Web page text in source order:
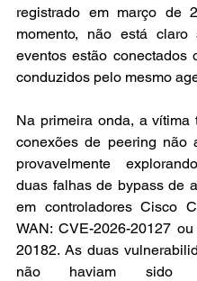
registrado em março de
momento, não está
eventos estão conectados
conduzidos pelo mesmo
Na primeira onda, a vítima
conexões de peering não
provavelmente
duas falhas de bypass de
em controladores Cisco
WAN: CVE-2026-20127
20182. As duas
não haviam sido